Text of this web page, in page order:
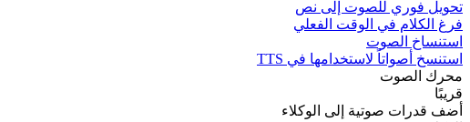
تحويل فوري للصوت إلى نص
فرغ الكلام في الوقت الفعلي
استنساخ الصوت
استنسخ أصواتاً لاستخدامها في TTS
محرك الصوت
قريبًا
أضف قدرات صوتية إلى الوكلاء